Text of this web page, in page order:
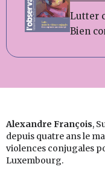
Lutter
Bien
Alexandre François,
depuis quatre ans le
violences conjugales
Luxembourg.